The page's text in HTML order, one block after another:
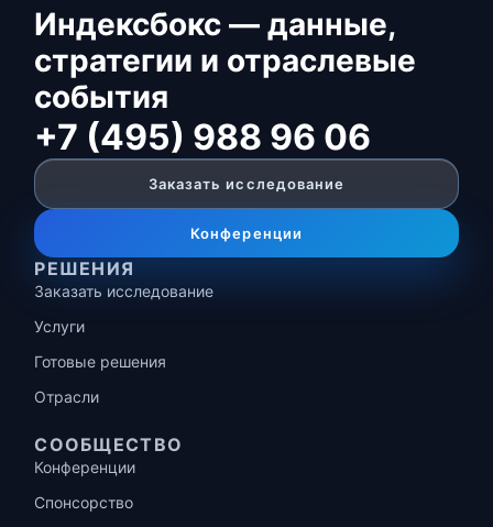
Индексбокс — данные,
стратегии и отраслевые
события
+7 (495) 988 96 06
Заказать исследование
Конференции
РЕШЕНИЯ
Заказать исследование
Услуги
Готовые решения
Отрасли
СООБЩЕСТВО
Конференции
Спонсорство